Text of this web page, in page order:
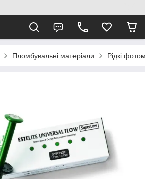
Пломбувальні матеріали Рідкі